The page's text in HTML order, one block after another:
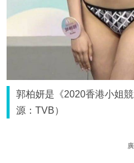
郭柏妍是《2020香港小姐
源：TVB）